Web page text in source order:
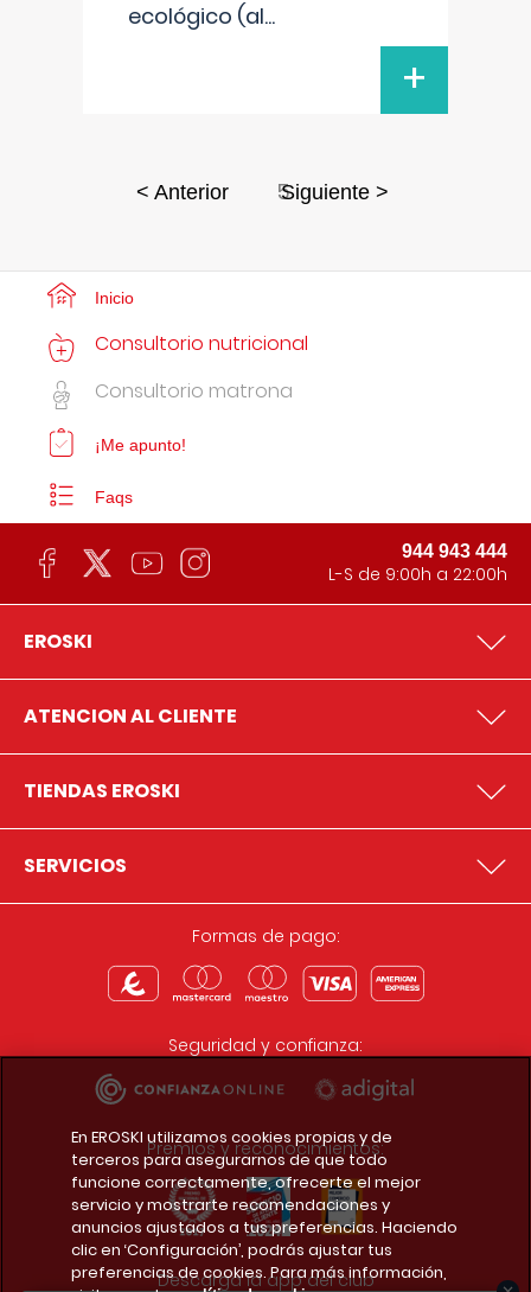
ecológico (al...
+
< Anterior 5
Siguiente >
Inicio
Consultorio nutricional
Consultorio matrona
¡Me apunto!
Faqs
944 943 444
L-S de 9:00h a 22:00h
EROSKI
ATENCION AL CLIENTE
TIENDAS EROSKI
SERVICIOS
Formas de pago:
Seguridad y confianza:
Premios y reconocimientos:
Descarga la app del club
En EROSKI utilizamos cookies propias y de
terceros para asegurarnos de que todo
funcione correctamente, ofrecerte el mejor
servicio y mostrarte recomendaciones y
anuncios ajustados a tus preferencias. Haciendo
clic en ‘Configuración’, podrás ajustar tus
preferencias de cookies. Para más información,